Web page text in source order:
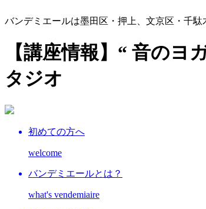
バンデミエールは墨田区・押上、文京区・千
【講座情報】“ 音の
タジオ
初めての方へ
welcome
バンデミエールとは？
what's vendemiaire